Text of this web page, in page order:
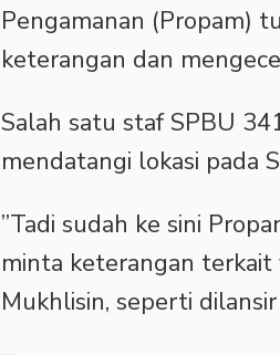
Pengamanan (Propam)
keterangan dan
‎Salah satu staf SPBU
mendatangi lokasi pada
‎”Tadi sudah ke sini
minta keterangan terkait
Mukhlisin, seperti dilansir